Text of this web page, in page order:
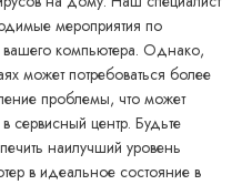
мероприятия по
компьютера. Однако,
может потребоваться более
проблемы, что может
сервисный центр. Будьте
наилучший уровень
в идеальное состояние в